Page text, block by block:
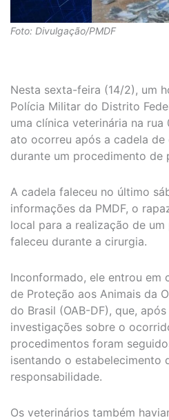
Foto: Divulgação/PMDF
Nesta sexta-feira (14/2), um
Polícia Militar do Distrito
uma clínica veterinária na rua
ato ocorreu após a cadela
durante um procedimento de
A cadela faleceu no último
informações da PMDF, o
local para a realização de
faleceu durante a cirurgia.
Inconformado, ele entrou em
de Proteção aos Animais da
do Brasil (OAB-DF), que,
investigações sobre o
procedimentos foram
isentando o estabelecimento
responsabilidade.
Os veterinários também